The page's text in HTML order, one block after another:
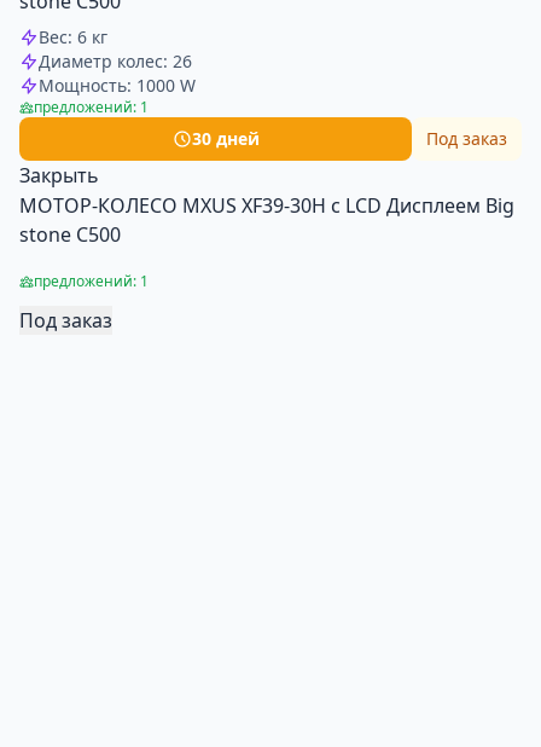
Вес: 6 кг
Диаметр колес: 26
Мощность: 1000 W
предложений: 1
30 дней Под заказ
Закрыть
МОТОР-КОЛЕСО MXUS XF39-30H с LCD Дисплеем Big
stone С500
предложений: 1
Под заказ